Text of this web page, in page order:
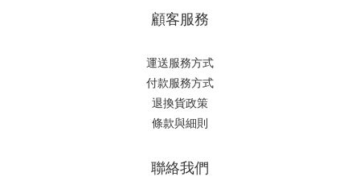
顧客服務
運送服務方式
付款服務方式
退換貨政策
條款與細則
聯絡我們